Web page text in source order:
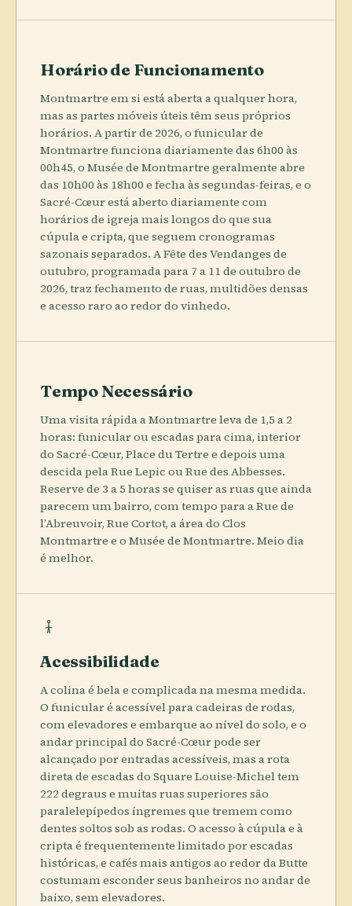
Horário de Funcionamento
Montmartre em si está aberta a qualquer hora,
mas as partes móveis úteis têm seus próprios
horários. A partir de 2026, o funicular de
Montmartre funciona diariamente das 6h00 às
00h45, o Musée de Montmartre geralmente abre
das 10h00 às 18h00 e fecha às segundas-feiras, e o
Sacré-Cœur está aberto diariamente com
horários de igreja mais longos do que sua
cúpula e cripta, que seguem cronogramas
sazonais separados. A Fête des Vendanges de
outubro, programada para 7 a 11 de outubro de
2026, traz fechamento de ruas, multidões densas
e acesso raro ao redor do vinhedo.
Tempo Necessário
Uma visita rápida a Montmartre leva de 1,5 a 2
horas: funicular ou escadas para cima, interior
do Sacré-Cœur, Place du Tertre e depois uma
descida pela Rue Lepic ou Rue des Abbesses.
Reserve de 3 a 5 horas se quiser as ruas que ainda
parecem um bairro, com tempo para a Rue de
l’Abreuvoir, Rue Cortot, a área do Clos
Montmartre e o Musée de Montmartre. Meio dia
é melhor.
Acessibilidade
A colina é bela e complicada na mesma medida.
O funicular é acessível para cadeiras de rodas,
com elevadores e embarque ao nível do solo, e o
andar principal do Sacré-Cœur pode ser
alcançado por entradas acessíveis, mas a rota
direta de escadas do Square Louise-Michel tem
222 degraus e muitas ruas superiores são
paralelepípedos íngremes que tremem como
dentes soltos sob as rodas. O acesso à cúpula e à
cripta é frequentemente limitado por escadas
históricas, e cafés mais antigos ao redor da Butte
costumam esconder seus banheiros no andar de
baixo, sem elevadores.